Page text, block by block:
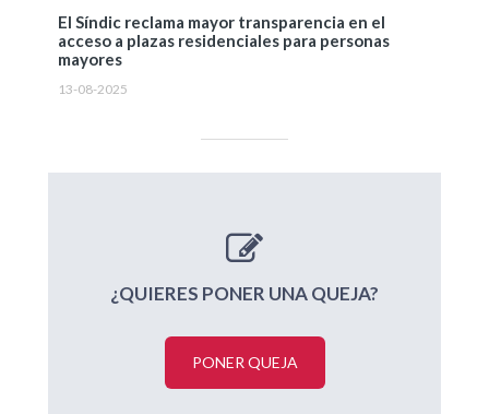
El Síndic reclama mayor transparencia en el
acceso a plazas residenciales para personas
mayores
13-08-2025
¿QUIERES PONER UNA QUEJA?
PONER QUEJA